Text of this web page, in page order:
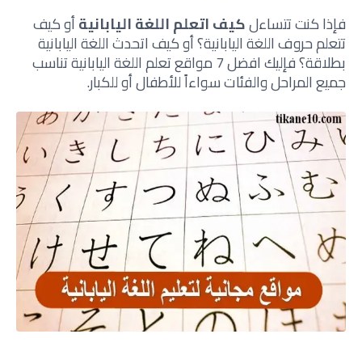
فإذا كنت تتساءلكيف اتعلم اللغة اليابانيةأو كيف
تتعلم حروف اللغة اليابانية؟ أو كيف اتحدث اللغة اليابانية
بطلاقة؟ فإليك افضل 7 مواقع تعلم اللغة اليابانية تناسب
جميع المراحل والفئات سواءاً للأطفال أو للكبار.